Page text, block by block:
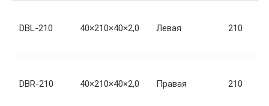
DBL-210 40×210×40×2,0 Левая 210
DBR-210 40×210×40×2,0 Правая 210